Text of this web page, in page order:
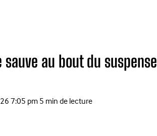
au bout du suspense
7:05 pm5 min de lecture